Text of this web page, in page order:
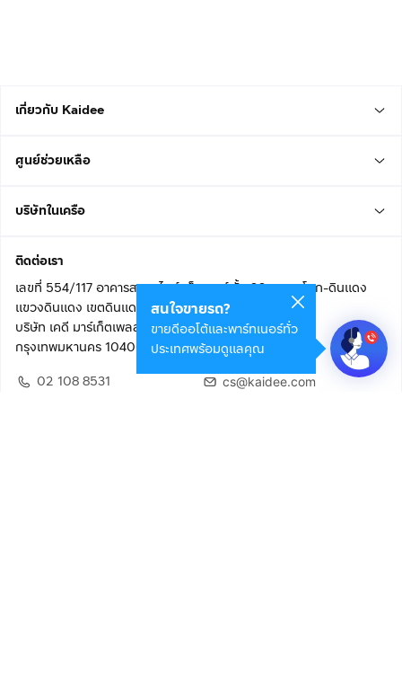
เกี่ยวกับ Kaidee
ศูนย์ช่วยเหลือ
บริษัทในเครือ
ติดต่อเรา
เลขที่ 554/117 อาคารสกายไนน์ เซ็นเตอร์ ชั้น 22 ถนนอโศก-ดินแดง
แขวงดินแดง เขตดินแดง
บริษัท เคดี มาร์เก็ตเพลส จำกัด (สำนักงานใหญ่)
กรุงเทพมหานคร 10400
02 108 8531
cs@kaidee.com
สนใจขายรถ?
ขายดีออโต้และพาร์ทเนอร์ทั่ว
ประเทศพร้อมดูแลคุณ